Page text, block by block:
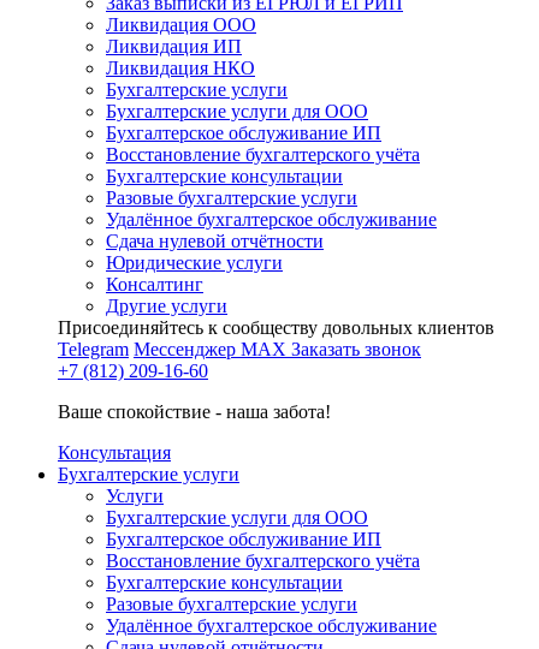
Ликвидация ООО
Ликвидация ИП
Ликвидация НКО
Бухгалтерские услуги
Бухгалтерские услуги для ООО
Бухгалтерское обслуживание ИП
Восстановление бухгалтерского учёта
Бухгалтерские консультации
Разовые бухгалтерские услуги
Удалённое бухгалтерское обслуживание
Сдача нулевой отчётности
Юридические услуги
Консалтинг
Другие услуги
Присоединяйтесь к сообществу довольных клиентов
Telegram Мессенджер MAX Заказать звонок
+7 (812) 209-16-60
Ваше спокойствие - наша забота!
Консультация
Бухгалтерские услуги
Услуги
Бухгалтерские услуги для ООО
Бухгалтерское обслуживание ИП
Восстановление бухгалтерского учёта
Бухгалтерские консультации
Разовые бухгалтерские услуги
Удалённое бухгалтерское обслуживание